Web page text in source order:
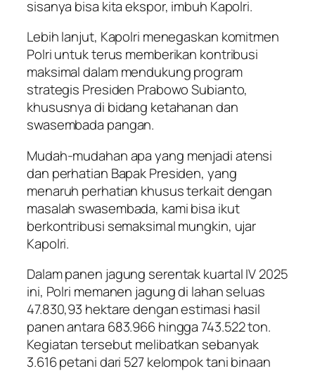
sisanya bisa kita ekspor, imbuh Kapolri.
Lebih lanjut, Kapolri menegaskan komitmen
Polri untuk terus memberikan kontribusi
maksimal dalam mendukung program
strategis Presiden Prabowo Subianto,
khususnya di bidang ketahanan dan
swasembada pangan.
Mudah-mudahan apa yang menjadi atensi
dan perhatian Bapak Presiden, yang
menaruh perhatian khusus terkait dengan
masalah swasembada, kami bisa ikut
berkontribusi semaksimal mungkin, ujar
Kapolri.
Dalam panen jagung serentak kuartal IV 2025
ini, Polri memanen jagung di lahan seluas
47.830,93 hektare dengan estimasi hasil
panen antara 683.966 hingga 743.522 ton.
Kegiatan tersebut melibatkan sebanyak
3.616 petani dari 527 kelompok tani binaan